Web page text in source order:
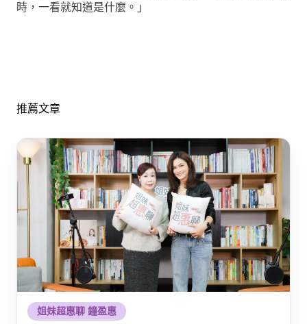
時，一看就知道是什麼。」
推薦文章
姐妹超惠聊 鐘盈惠